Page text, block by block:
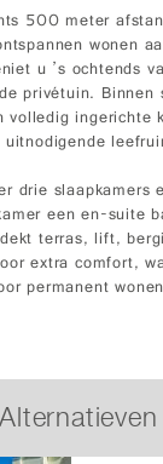
500 meter
wonen
u ’s ochtends
privétuin.
volledig ingerichte
drie slaapkamers
een en-suite
terras, lift,
extra comfort,
permanent
Alternatieven